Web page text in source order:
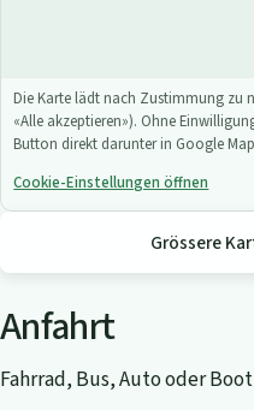
Die Karte lädt nach Zustimmung zu
«Alle akzeptieren»). Ohne
Button direkt darunter in Google
Cookie-Einstellungen öffnen
Grössere
Anfahrt
Fahrrad, Bus, Auto oder Boot